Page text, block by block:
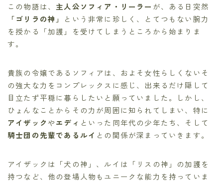
この物語は、 主人公ソフィア・リーラー が、ある日突然
「ゴリラの神」
という非常に珍しく、とてつもない腕力
を授かる「加護」を受けてしまうところから始まりま
す。
貴族の令嬢であるソフィアは、およそ女性らしくないそ
の強大な力をコンプレックスに感じ、出来るだけ隠して
目立たず平穏に暮らしたいと願っていました。しかし、
ひょんなことからその力が周囲に知られてしまい、特に
アイザックやエディ といった同年代の少年たち、そして
騎士団の先輩であるルイ との関係が深まっていきます。
アイザックは「犬の神」、ルイは「リスの神」の加護を
持つなど、他の登場人物もユニークな能力を持っていま